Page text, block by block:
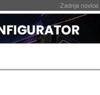
Zadnje novice